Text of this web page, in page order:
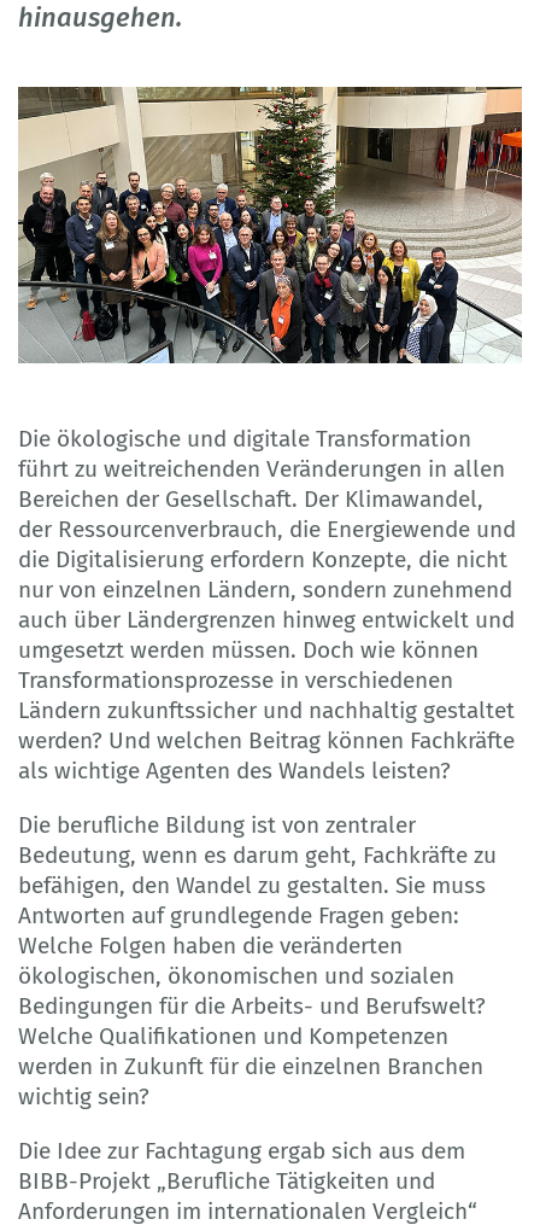
hinausgehen.
Die ökologische und digitale Transformation
führt zu weitreichenden Veränderungen in allen
Bereichen der Gesellschaft. Der Klimawandel,
der Ressourcenverbrauch, die Energiewende und
die Digitalisierung erfordern Konzepte, die nicht
nur von einzelnen Ländern, sondern zunehmend
auch über Ländergrenzen hinweg entwickelt und
umgesetzt werden müssen. Doch wie können
Transformationsprozesse in verschiedenen
Ländern zukunftssicher und nachhaltig gestaltet
werden? Und welchen Beitrag können Fachkräfte
als wichtige Agenten des Wandels leisten?
Die berufliche Bildung ist von zentraler
Bedeutung, wenn es darum geht, Fachkräfte zu
befähigen, den Wandel zu gestalten. Sie muss
Antworten auf grundlegende Fragen geben:
Welche Folgen haben die veränderten
ökologischen, ökonomischen und sozialen
Bedingungen für die Arbeits- und Berufswelt?
Welche Qualifikationen und Kompetenzen
werden in Zukunft für die einzelnen Branchen
wichtig sein?
Die Idee zur Fachtagung ergab sich aus dem
BIBB-Projekt „Berufliche Tätigkeiten und
Anforderungen im internationalen Vergleich“